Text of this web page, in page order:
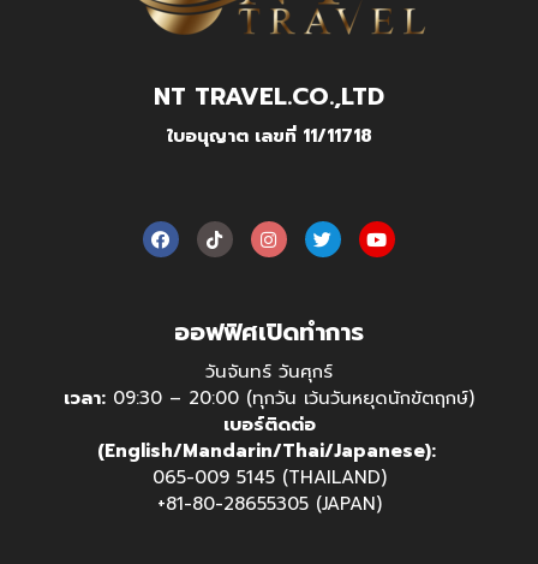
NT TRAVEL.CO.,LTD
ใบอนุญาต เลขที่ 11/11718
ออฟฟิศเปิดทำการ
วันจันทร์ วันศุกร์
เวลา: 09:30 – 20:00 (ทุกวัน เว้นวันหยุดนักขัตฤกษ์)
เบอร์ติดต่อ
(English/Mandarin/Thai/Japanese):
065-009 5145 (THAILAND)
+81-80-28655305 (JAPAN)